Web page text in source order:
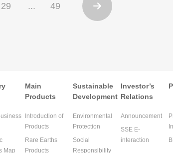
29 ... 49 
Map
Main
Products
Introduction of
Products
Rare Earths
Products
Sustainable
Development
Environmental
Protection
Social
Responsibility
Investor’s
Relations
Announcement
SSE E-
interaction